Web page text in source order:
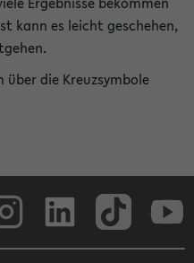
kann es leicht geschehen,
über die Kreuzsymbole